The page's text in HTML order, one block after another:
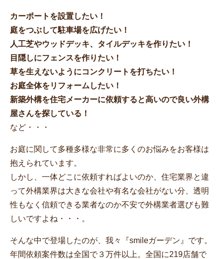
カーポートを設置したい！
庭をつぶして駐車場を広げたい！
人工芝やウッドデッキ、タイルデッキを作りたい！
目隠しにフェンスを作りたい！
草を生えないようにコンクリートを打ちたい！
お庭全体をリフォームしたい！
新築外構を住宅メーカーに依頼すると高いので良い外構
屋さんを探している！
など・・・
お庭に関して多種多様な非常に多くのお悩みをお客様は
抱えられています。
しかし、一体どこに依頼すればよいのか、住宅業界と違
って外構業界は大きな会社や有名な会社がない分、透明
性もなく信頼できる業者なのか不安で外構業者選びも難
しいですよね・・・。
そんな中で登場したのが、我々『smileガーデン』です。
年間依頼案件数は全国で３万件以上。全国に219店舗で